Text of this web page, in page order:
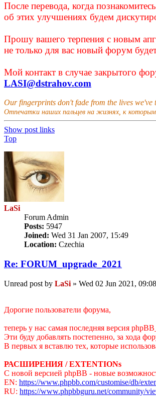
После перевода, когда
об этих улучшениях будем
Прошу вашего терпения с новым
не только для вас новый форум
Мой контакт в случае закрытого
LASI@dstrahov.com
Our fingerprints don't fade from the lives
Отпечатки наших пальцев на жизнях, к
Show post links
Top
LaSi
Forum Admin
Posts: 5947
Joined: Wed 31 Jan 2007, 15:49
Location: Czechia
Re: FORUM_upgrade_2021
Unread post by LaSi » Wed 02 Jun 2021, 09:08
Дорогие пользователи форума,
теперь у нас самая последняя версия
Эти буду добавлять постепенно, за хода
В первых я вставлю тех, которые
РАСШИРЕНИЯ / EXTENTIONs
С новой версией phpBB - новые
EN: https://www.phpbb.com/customise/db/
RU: https://www.phpbbguru.net/community/